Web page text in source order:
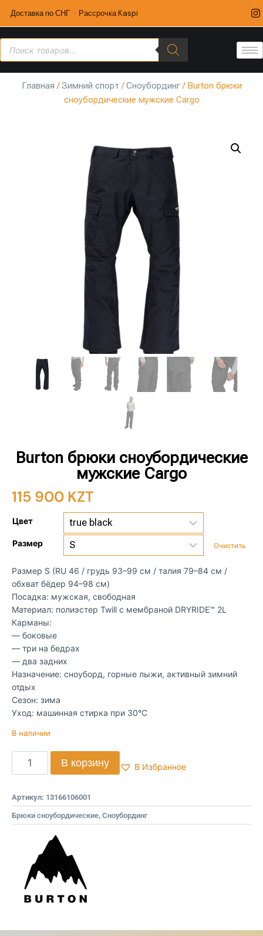
Доставка по СНГ · Рассрочка Kaspi
Главная /Зимний спорт /Сноубординг/ Burton брюки
сноубордические мужские Cargo
Burton брюки сноубордические
мужские Cargo
115 900 KZT
Цвет
Размер Очистить
Размер S (RU 46 / грудь 93–99 см / талия 79–84 см /
обхват бёдер 94–98 см)
Посадка: мужская, свободная
Материал: полиэстер Twill с мембраной DRYRIDE™ 2L
Карманы:
— боковые
— три на бедрах
— два задних
Назначение: сноуборд, горные лыжи, активный зимний
отдых
Сезон: зима
Уход: машинная стирка при 30°C
В наличии
В корзину В Избранное
Артикул: 13166106001
Брюки сноубордические, Сноубординг